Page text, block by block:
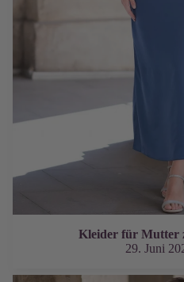
Kleider für Mutter
29. Juni